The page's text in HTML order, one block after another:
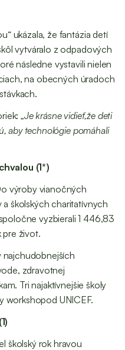
ukázala, že fantázia detí
vytváralo z odpadových
následne vystavili nielen
na obecných úradoch
„Je krásne vidieť,že deti
aby technológie pomáhali
(1*)
výroby vianočných
školských charitatívnych
vyzbierali 1 446,83
pre život.
najchudobnejších
zdravotnej
Tri najaktívnejšie školy
workshopod UNICEF.
školský rok hravou